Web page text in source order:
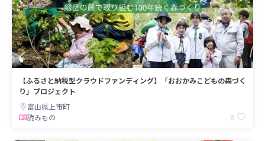
【ふるさと納税型クラウドファンディング】「おおかみこどもの森づく
り」プロジェクト
富山県上市町
読みもの
8